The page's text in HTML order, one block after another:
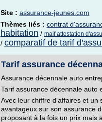
Site : assurance-jeunes.com
Thèmes liés : contrat
habitation / maif attestation
/ comparatif de tarif
Tarif assurance
Assurance décennale auto
Tarif assurance décennale auto
Avec leur chiffre d'affaires et un
avantageux sur son assurance
proposant à la fois un prix mais